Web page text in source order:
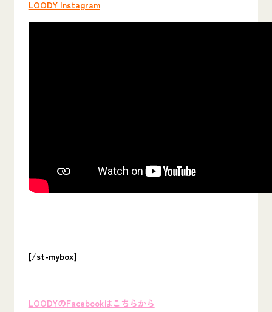
LOODY Instagram
[/st-mybox]
LOODYのFacebookはこちらから